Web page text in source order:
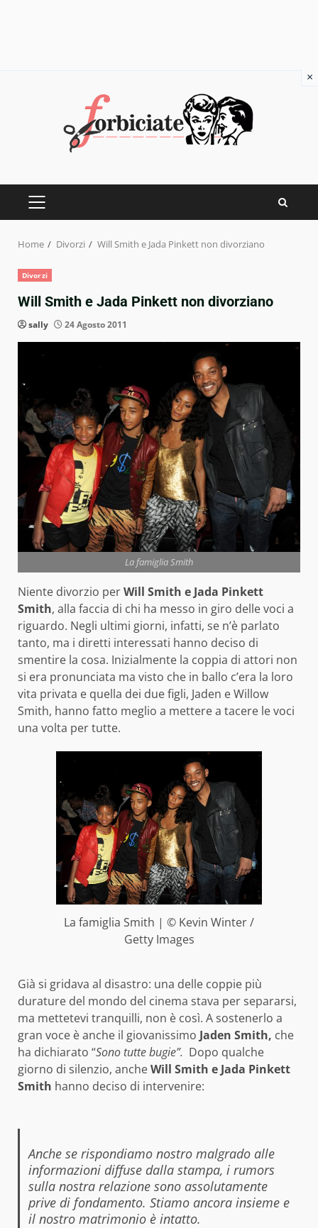
PRIMARY
Home Divorzi Will Smith e Jada Pinkett non divorziano
Divorzi
Will Smith e Jada Pinkett non divorziano
sally 24 Agosto 2011
La famiglia Smith
Niente divorzio perWill Smith e Jada Pinkett
Smith, alla faccia di chi ha messo in giro delle voci a
riguardo. Negli ultimi giorni, infatti, se n’è parlato
tanto, ma i diretti interessati hanno deciso di
smentire la cosa. Inizialmente la coppia di attori non
si era pronunciata ma visto che in ballo c’era la loro
vita privata e quella dei due figli, Jaden e Willow
Smith, hanno fatto meglio a mettere a tacere le voci
una volta per tutte.
La famiglia Smith | © Kevin Winter /
Getty Images
Già si gridava al disastro: una delle coppie più
durature del mondo del cinema stava per separarsi,
ma mettetevi tranquilli, non è così. A sostenerlo a
gran voce è anche il giovanissimo Jaden Smith, che
ha dichiarato “Sono tutte bugie”. Dopo qualche
giorno di silenzio, ancheWill Smith e Jada Pinkett
Smith hanno deciso di intervenire:
Anche se rispondiamo nostro malgrado alle
informazioni diffuse dalla stampa, i rumors
sulla nostra relazione sono assolutamente
prive di fondamento. Stiamo ancora insieme e
il nostro matrimonio è intatto.
×